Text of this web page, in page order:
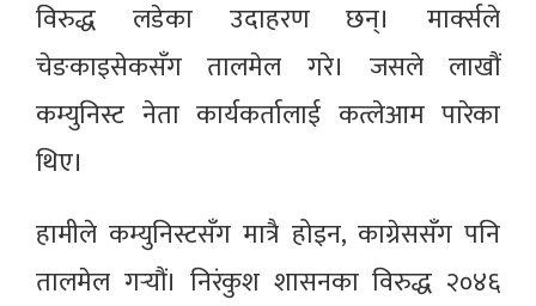
विरुद्ध लडेका उदाहरण छन्। मार्क्सले
चेङकाइसेकसँग तालमेल गरे। जसले लाखौं
कम्युनिस्ट नेता कार्यकर्तालाई कत्लेआम पारेका
थिए।
हामीले कम्युनिस्टसँग मात्रै होइन, काग्रेससँग पनि
तालमेल गर्‍यौं। निरंकुश शासनका विरुद्ध २०४६